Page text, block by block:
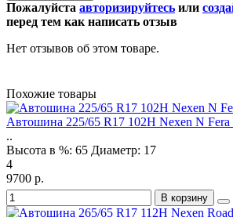
Пожалуйста авторизируйтесь или
перед тем как написать отзыв
Нет отзывов об этом товаре.
Похожие товары
Автошина 225/65 R17 102H Nexen N Fera
..
Высота в %: 65 Диаметр: 17
4
9700 р.
В корзину